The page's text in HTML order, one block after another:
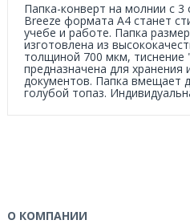
Папка-конверт на молнии с 3
Breeze формата А4 станет
учебе и работе. Папка
изготовлена из
толщиной 700 мкм, тиснение
предназначена для хранения
документов. Папка вмещает
голубой топаз.
О КОМПАНИИ